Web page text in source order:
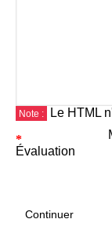
Note : Le HTML
Évaluation
Continuer